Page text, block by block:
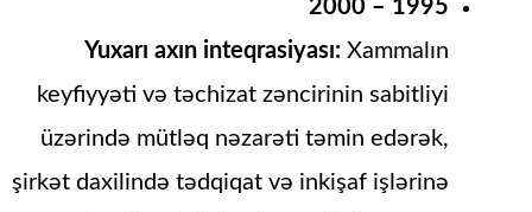
1995 – 2000
Yuxarı axın inteqrasiyası: Xammalın
keyfiyyəti və təchizat zəncirinin sabitliyi
üzərində mütləq nəzarəti təmin edərək,
şirkət daxilində tədqiqat və inkişaf işlərinə